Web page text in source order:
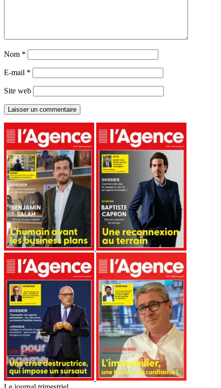
Nom *
E-mail *
Site web